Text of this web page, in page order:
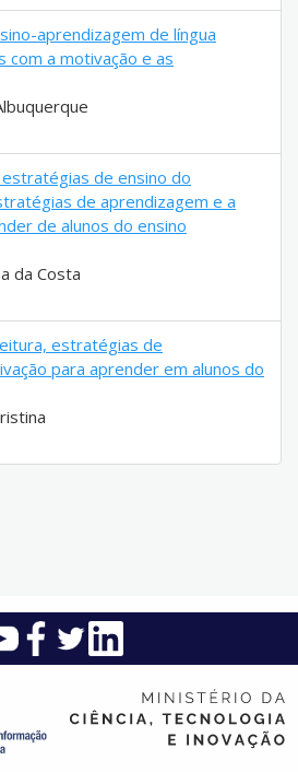
aprendizagem de língua
com a motivação e as
de ensino do
de aprendizagem e a
de alunos do ensino
da Costa
estratégias de
para aprender em alunos do